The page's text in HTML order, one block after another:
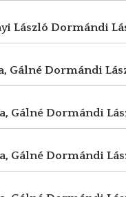
László Dormándi
Gálné Dormándi
Gálné Dormándi
Gálné Dormándi